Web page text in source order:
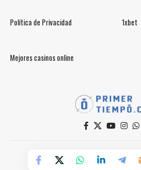
Política de Privacidad 1xbet
Mejores casinos online
Powered by Primer Tiempo